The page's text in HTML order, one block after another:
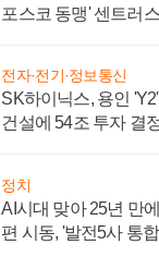
포스코 동맹' 센트러
전자·전기·정보통신
SK하이닉스, 용인
건설에 54조 투자 결
정치
AI시대 맞아 25년 만
편 시동, '발전5사 통